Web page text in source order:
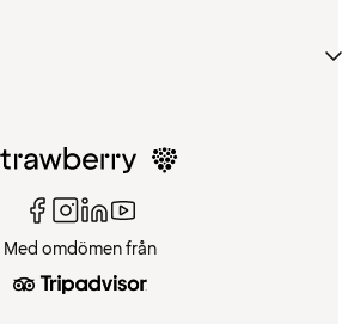
Med omdömen från